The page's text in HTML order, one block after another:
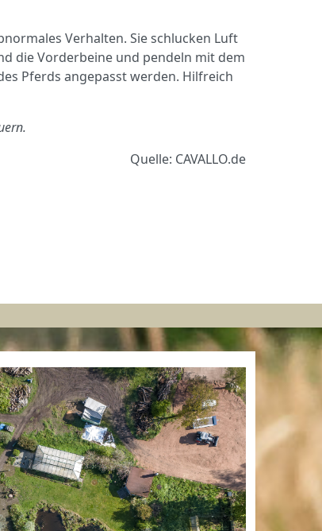
Verhalten. Sie schlucken Luft
die Vorderbeine und pendeln mit dem
Pferds angepasst werden. Hilfreich
Quelle: CAVALLO.de